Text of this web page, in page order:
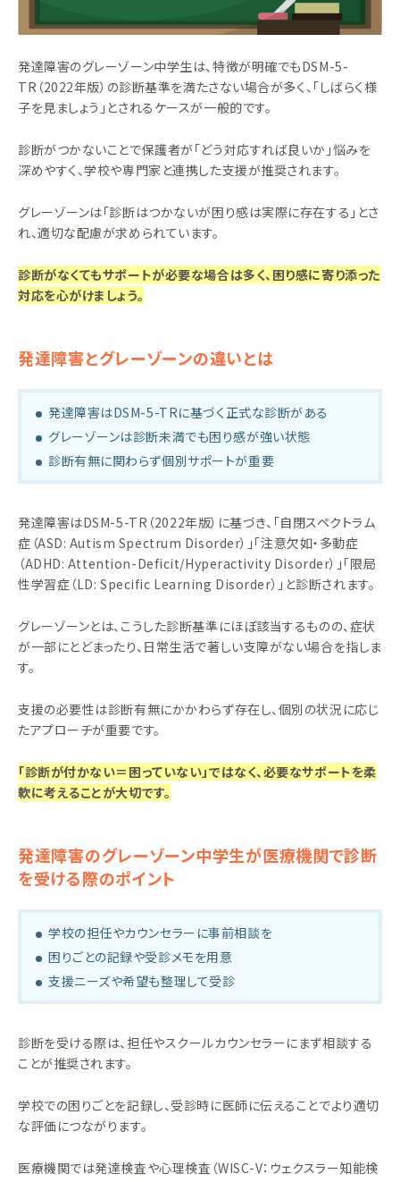
発達障害のグレーゾーン中学生は、特徴が明確でもDSM-5-
TR（2022年版）の診断基準を満たさない場合が多く、「しばらく様
子を見ましょう」とされるケースが一般的です。
診断がつかないことで保護者が「どう対応すれば良いか」悩みを
深めやすく、学校や専門家と連携した支援が推奨されます。
グレーゾーンは「診断はつかないが困り感は実際に存在する」とさ
れ、適切な配慮が求められています。
診断がなくてもサポートが必要な場合は多く、困り感に寄り添った
対応を心がけましょう。
発達障害とグレーゾーンの違いとは
発達障害はDSM-5-TRに基づく正式な診断がある
グレーゾーンは診断未満でも困り感が強い状態
診断有無に関わらず個別サポートが重要
発達障害はDSM-5-TR（2022年版）に基づき、「自閉スペクトラム
症（ASD: Autism Spectrum Disorder）」「注意欠如・多動症
（ADHD: Attention-Deficit/Hyperactivity Disorder）」「限局
性学習症（LD: Specific Learning Disorder）」と診断されます。
グレーゾーンとは、こうした診断基準にほぼ該当するものの、症状
が一部にとどまったり、日常生活で著しい支障がない場合を指しま
す。
支援の必要性は診断有無にかかわらず存在し、個別の状況に応じ
たアプローチが重要です。
「診断が付かない＝困っていない」ではなく、必要なサポートを柔
軟に考えることが大切です。
発達障害のグレーゾーン中学生が医療機関で診断
を受ける際のポイント
学校の担任やカウンセラーに事前相談を
困りごとの記録や受診メモを用意
支援ニーズや希望も整理して受診
診断を受ける際は、担任やスクールカウンセラーにまず相談する
ことが推奨されます。
学校での困りごとを記録し、受診時に医師に伝えることでより適切
な評価につながります。
医療機関では発達検査や心理検査（WISC-V：ウェクスラー知能検